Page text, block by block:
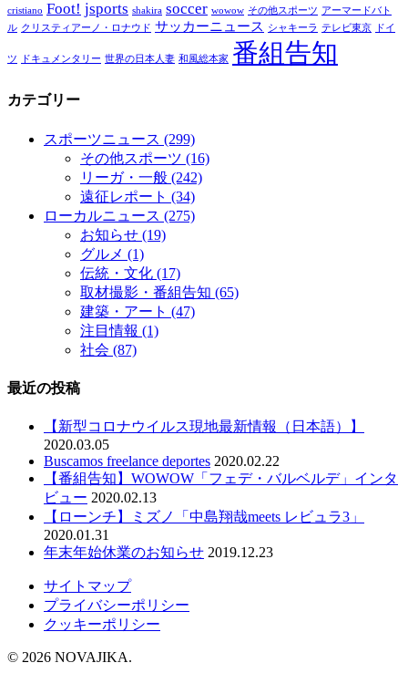
cristiano Foot! jsports shakira soccer wowow その他スポーツ アーマードバト
ル クリスティアーノ・ロナウド サッカーニュース シャキーラ テレビ東京 ドイ
ツ ドキュメンタリー 世界の日本人妻 和風総本家 番組告知
カテゴリー
スポーツニュース (299)
その他スポーツ (16)
リーガ・一般 (242)
遠征レポート (34)
ローカルニュース (275)
お知らせ (19)
グルメ (1)
伝統・文化 (17)
取材撮影・番組告知 (65)
建築・アート (47)
注目情報 (1)
社会 (87)
最近の投稿
【新型コロナウイルス現地最新情報（日本語）】
2020.03.05
Buscamos freelance deportes 2020.02.22
【番組告知】WOWOW「フェデ・バルベルデ」インタ
ビュー 2020.02.13
【ローンチ】ミズノ「中島翔哉meets レビュラ3」
2020.01.31
年末年始休業のお知らせ 2019.12.23
サイトマップ
プライバシーポリシー
クッキーポリシー
© 2026 NOVAJIKA.